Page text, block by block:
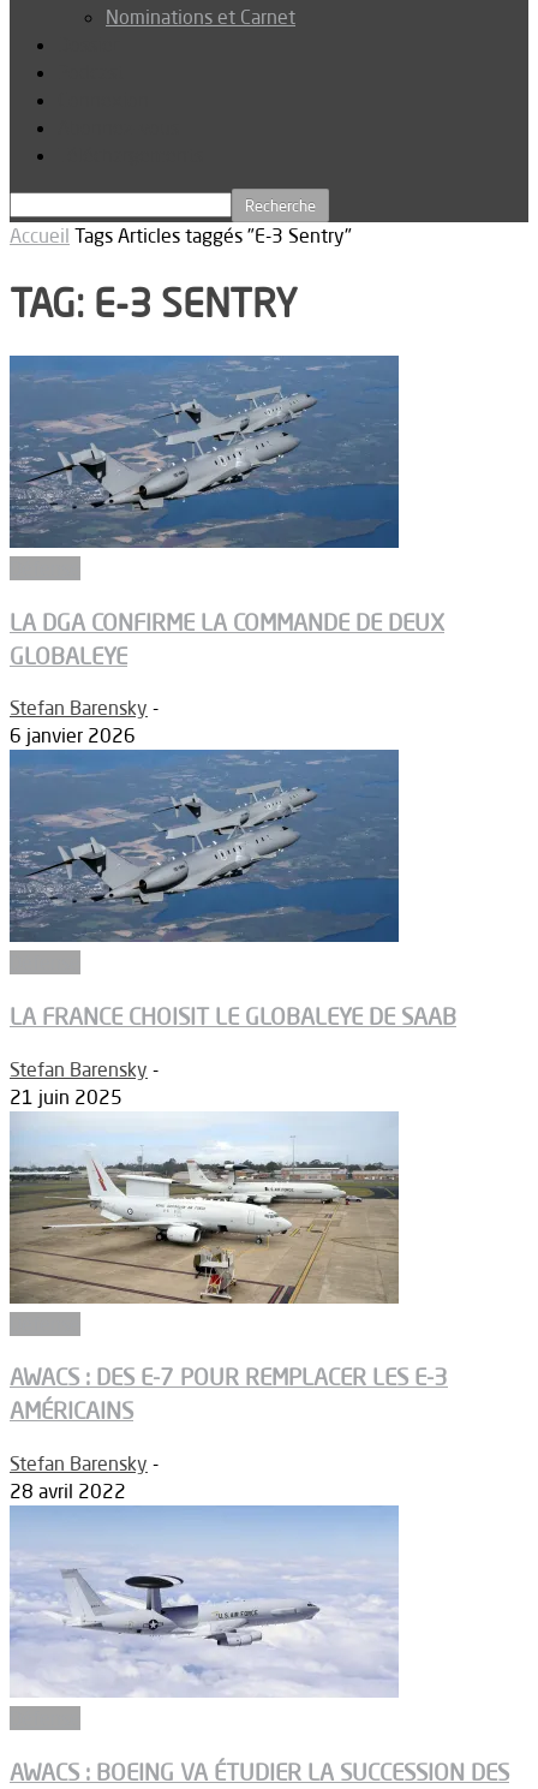
Nominations et Carnet
Accueil Tags Articles taggés "E-3 Sentry"
TAG: E-3 SENTRY
LA DGA CONFIRME LA COMMANDE DE DEUX
GLOBALEYE
Stefan Barensky -
6 janvier 2026
LA FRANCE CHOISIT LE GLOBALEYE DE SAAB
Stefan Barensky -
21 juin 2025
AWACS : DES E-7 POUR REMPLACER LES E-3
AMÉRICAINS
Stefan Barensky -
28 avril 2022
AWACS : BOEING VA ÉTUDIER LA SUCCESSION DES